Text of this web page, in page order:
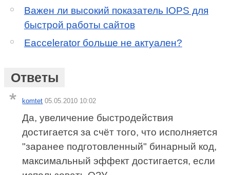
Важен ли высокий показатель IOPS для
быстрой работы сайтов
Eaccelerator больше не актуален?
Ответы
komtet 05.05.2010 10:02
Да, увеличение быстродействия
достигается за счёт того, что исполняется
"заранее подготовленный" бинарный код,
максимальный эффект достигается, если